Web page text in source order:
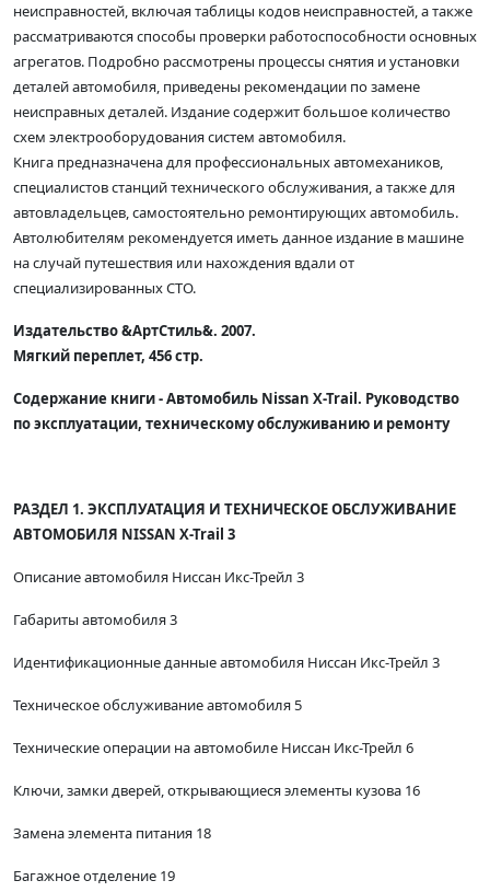
неисправностей, включая таблицы кодов неисправностей, а также
рассматриваются способы проверки работоспособности основных
агрегатов. Подробно рассмотрены процессы снятия и установки
деталей автомобиля, приведены рекомендации по замене
неисправных деталей. Издание содержит большое количество
схем электрооборудования систем автомобиля.
Книга предназначена для профессиональных автомехаников,
специалистов станций технического обслуживания, а также для
автовладельцев, самостоятельно ремонтирующих автомобиль.
Автолюбителям рекомендуется иметь данное издание в машине
на случай путешествия или нахождения вдали от
специализированных СТО.
Издательство &АртСтиль&. 2007.
Мягкий переплет, 456 стр.
Содержание книги - Автомобиль Nissan X-Trail. Руководство
по эксплуатации, техническому обслуживанию и ремонту
РАЗДЕЛ 1. ЭКСПЛУАТАЦИЯ И ТЕХНИЧЕСКОЕ ОБСЛУЖИВАНИЕ
АВТОМОБИЛЯ NISSAN X-Trail 3
Описание автомобиля Ниссан Икс-Трейл 3
Габариты автомобиля 3
Идентификационные данные автомобиля Ниссан Икс-Трейл 3
Техническое обслуживание автомобиля 5
Технические операции на автомобиле Ниссан Икс-Трейл 6
Ключи, замки дверей, открывающиеся элементы кузова 16
Замена элемента питания 18
Багажное отделение 19